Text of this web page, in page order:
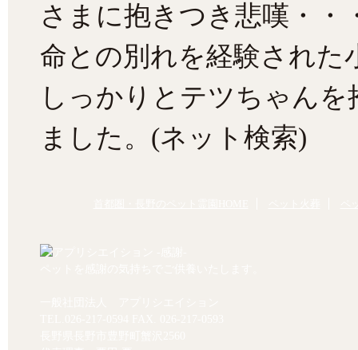
さまに抱きつき悲嘆・・
命との別れを経験された
しっかりとテツちゃん
ました。(ネット検索)